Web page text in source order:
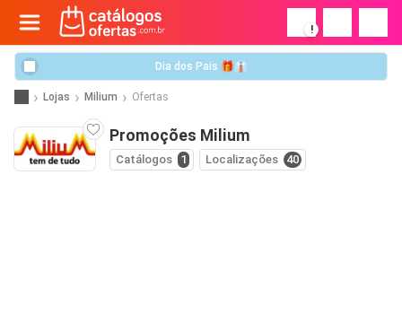
!
Dia dos Pais 🎁👔
Lojas Milium Ofertas
Promoções Milium
Catálogos 1 Localizações 40